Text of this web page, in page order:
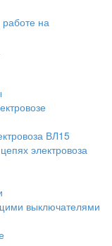
работе на
ВЛ15
электровоза
выключателями